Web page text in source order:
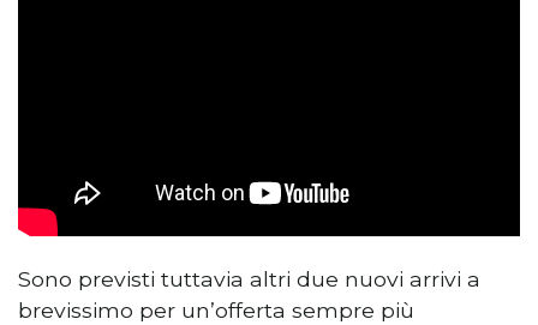
Sono previsti tuttavia altri due nuovi arrivi a
brevissimo per un’offerta sempre più